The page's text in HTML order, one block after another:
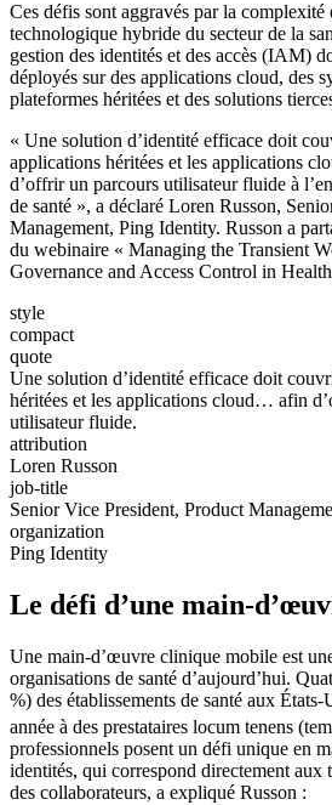
Ces défis sont aggravés par la complexité
technologique hybride du secteur de la
gestion des identités et des accès (IAM)
déployés sur des applications cloud, des
plateformes héritées et des solutions
« Une solution d’identité efficace doit
applications héritées et les applications
d’offrir un parcours utilisateur fluide à
de santé », a déclaré Loren Russon,
Management, Ping Identity. Russon a
du webinaire « Managing the Transient
Governance and Access Control in
style
compact
quote
Une solution d’identité efficace doit
héritées et les applications cloud… afin
utilisateur fluide.
attribution
Loren Russon
job-title
Senior Vice President, Product
organization
Ping Identity
Le défi d’une main-
Une main-d’œuvre clinique mobile est
organisations de santé d’aujourd’hui.
%) des établissements de santé aux
année à des prestataires locum tenens
professionnels posent un défi unique en
identités, qui correspond directement aux
des collaborateurs, a expliqué Russon :